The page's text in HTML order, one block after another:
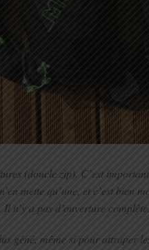
(doucle zip). C’est
mette qu’une, et c’est bien
n’y a pas d’ouverture complète.
gêné, même si pour attraper